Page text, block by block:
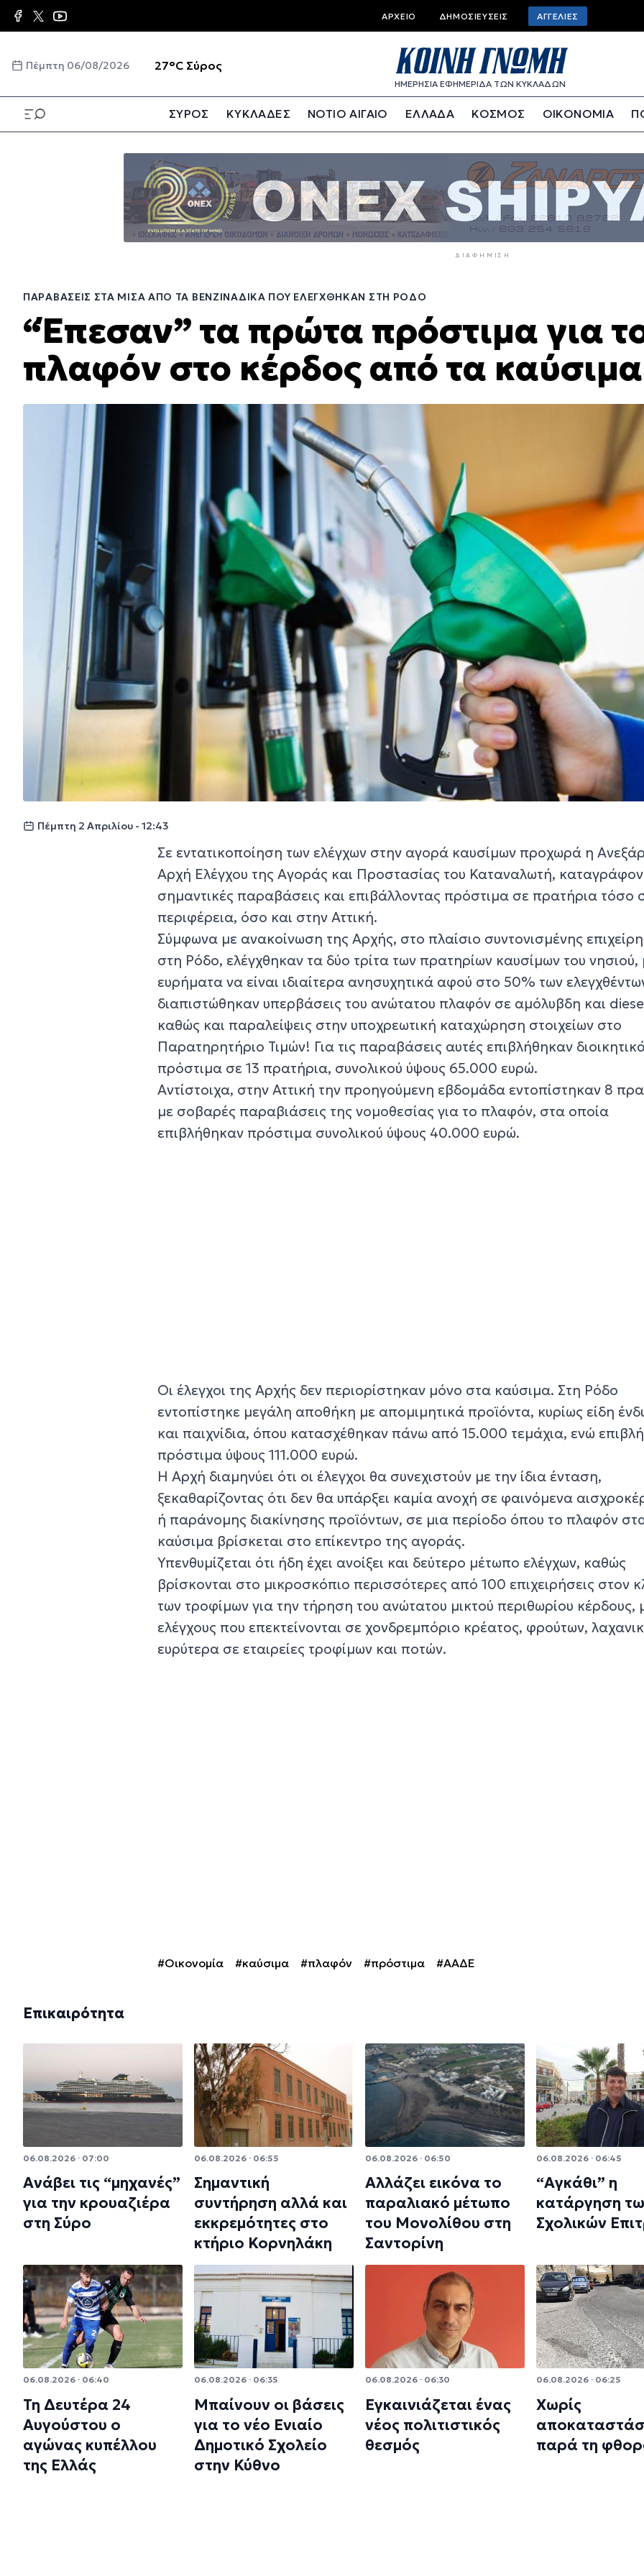
Παράκαμψη
προς
κυρίως
Top
bar
menu
ΑΡΧΕΊΟ ΔΗΜΟΣΙΕΎΣΕΙΣ ΑΓΓΕΛΊΕΣ
Πέμπτη 06/08/2026 27°C Σύρος
ΗΜΕΡΗΣΙΑ ΕΦΗΜΕΡΙΔΑ ΤΩΝ ΚΥΚΛΑΔΩΝ
ΣΥΡΟΣ ΚΥΚΛΑΔΕΣ ΝΟΤΙΟ ΑΙΓΑΙΟ ΕΛΛΑΔΑ ΚΟΣΜΟΣ ΟΙΚΟΝΟΜΙΑ
ΔΙΑΦΉΜΙΣΗ
ΠΑΡΑΒΆΣΕΙΣ ΣΤΑ ΜΙΣΆ ΑΠΌ ΤΑ ΒΕΝΖΙΝΆΔΙΚΑ ΠΟΥ ΕΛΈΓΧΘΗΚΑΝ ΣΤΗ ΡΌΔΟ
“Έπεσαν” τα πρώτα πρόστιμα για
πλαφόν στο κέρδος από τα καύσιμα
Πέμπτη 2 Απριλίου - 12:43
Σε εντατικοποίηση των ελέγχων στην αγορά καυσίμων προχωρά η
Αρχή Ελέγχου της Αγοράς και Προστασίας του Καταναλωτή,
σημαντικές παραβάσεις και επιβάλλοντας πρόστιμα σε πρατήρια τόσο
περιφέρεια, όσο και στην Αττική.
Σύμφωνα με ανακοίνωση της Αρχής, στο πλαίσιο συντονισμένης
στη Ρόδο, ελέγχθηκαν τα δύο τρίτα των πρατηρίων καυσίμων του νησιού,
ευρήματα να είναι ιδιαίτερα ανησυχητικά αφού στο 50% των
διαπιστώθηκαν υπερβάσεις του ανώτατου πλαφόν σε αμόλυβδη και
καθώς και παραλείψεις στην υποχρεωτική καταχώρηση στοιχείων στο
Παρατηρητήριο Τιμών! Για τις παραβάσεις αυτές επιβλήθηκαν
πρόστιμα σε 13 πρατήρια, συνολικού ύψους 65.000 ευρώ.
Αντίστοιχα, στην Αττική την προηγούμενη εβδομάδα εντοπίστηκαν 8
με σοβαρές παραβιάσεις της νομοθεσίας για το πλαφόν, στα οποία
επιβλήθηκαν πρόστιμα συνολικού ύψους 40.000 ευρώ.
Οι έλεγχοι της Αρχής δεν περιορίστηκαν μόνο στα καύσιμα. Στη Ρόδο
εντοπίστηκε μεγάλη αποθήκη με απομιμητικά προϊόντα, κυρίως είδη
και παιχνίδια, όπου κατασχέθηκαν πάνω από 15.000 τεμάχια, ενώ
πρόστιμα ύψους 111.000 ευρώ.
Η Αρχή διαμηνύει ότι οι έλεγχοι θα συνεχιστούν με την ίδια ένταση,
ξεκαθαρίζοντας ότι δεν θα υπάρξει καμία ανοχή σε φαινόμενα
ή παράνομης διακίνησης προϊόντων, σε μια περίοδο όπου το πλαφόν
καύσιμα βρίσκεται στο επίκεντρο της αγοράς.
Υπενθυμίζεται ότι ήδη έχει ανοίξει και δεύτερο μέτωπο ελέγχων, καθώς
βρίσκονται στο μικροσκόπιο περισσότερες από 100 επιχειρήσεις στον
των τροφίμων για την τήρηση του ανώτατου μικτού περιθωρίου κέρδους,
ελέγχους που επεκτείνονται σε χονδρεμπόριο κρέατος, φρούτων,
ευρύτερα σε εταιρείες τροφίμων και ποτών.
#Οικονομία #καύσιμα #πλαφόν #πρόστιμα #ΑΑΔΕ
Επικαιρότητα
06.08.2026 · 07:00
Ανάβει τις “μηχανές”
για την κρουαζιέρα
στη Σύρο
06.08.2026 · 06:55
Σημαντική
συντήρηση αλλά και
εκκρεμότητες στο
κτήριο Κορνηλάκη
06.08.2026 · 06:50
Αλλάζει εικόνα το
παραλιακό μέτωπο
του Μονολίθου στη
Σαντορίνη
06.08.2026 · 06:45
“Αγκάθι” η
κατάργηση
Σχολικών
06.08.2026 · 06:40
Τη Δευτέρα 24
Αυγούστου ο
αγώνας κυπέλλου
της Ελλάς
06.08.2026 · 06:35
Μπαίνουν οι βάσεις
για το νέο Ενιαίο
Δημοτικό Σχολείο
στην Κύθνο
06.08.2026 · 06:30
Εγκαινιάζεται ένας
νέος πολιτιστικός
θεσμός
06.08.2026 · 06:25
Χωρίς
παρά τη